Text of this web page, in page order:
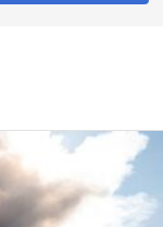
Селезньов
складів"